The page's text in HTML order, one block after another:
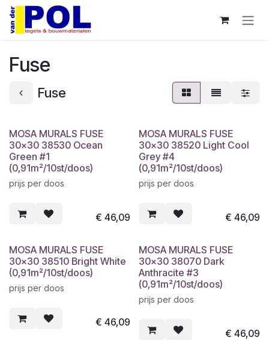
Overslaan naar inhoud
Fuse
Fuse
MOSA MURALS FUSE
30x30 38530 Ocean
Green #1
(0,91m²/10st/doos)
prijs per doos
€ 46,09
MOSA MURALS FUSE
30x30 38520 Light Cool
Grey #4
(0,91m²/10st/doos)
prijs per doos
€ 46,09
MOSA MURALS FUSE
30x30 38510 Bright White
(0,91m²/10st/doos)
prijs per doos
€ 46,09
MOSA MURALS FUSE
30x30 38070 Dark
Anthracite #3
(0,91m²/10st/doos)
prijs per doos
€ 46,09